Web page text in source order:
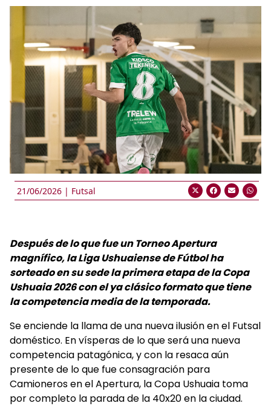
21/06/2026 | Futsal
Después de lo que fue un Torneo Apertura
magnífico, la Liga Ushuaiense de Fútbol ha
sorteado en su sede la primera etapa de la Copa
Ushuaia 2026 con el ya clásico formato que tiene
la competencia media de la temporada.
Se enciende la llama de una nueva ilusión en el Futsal
doméstico. En vísperas de lo que será una nueva
competencia patagónica, y con la resaca aún
presente de lo que fue consagración para
Camioneros en el Apertura, la Copa Ushuaia toma
por completo la parada de la 40x20 en la ciudad.